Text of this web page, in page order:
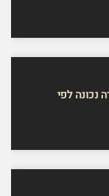
נכונה לפי